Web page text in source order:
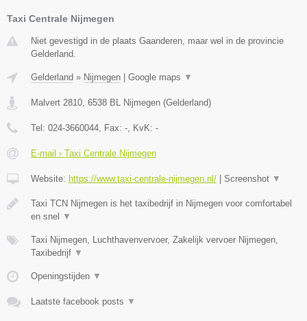
Taxi Centrale Nijmegen
Niet gevestigd in de plaats Gaanderen, maar wel in de provincie
Gelderland.
Gelderland » Nijmegen Google maps ▼
Malvert 2810, 6538 BL Nijmegen (Gelderland)
Tel: 024-3660044, Fax: -, KvK: -
E-mail › Taxi Centrale Nijmegen
Website: https://www.taxi-centrale-nijmegen.nl/ Screenshot ▼
Taxi TCN Nijmegen is het taxibedrijf in Nijmegen voor comfortabel
en snel
▼
Taxi Nijmegen, Luchthavenvervoer, Zakelijk vervoer Nijmegen,
Taxibedrijf ▼
Openingstijden ▼
Laatste facebook posts ▼